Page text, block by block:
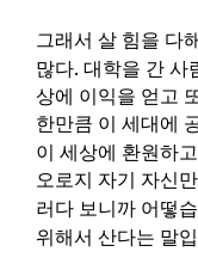
그래서 살 힘을 다
많다. 대학을 간 사
상에 이익을 얻고
한만큼 이 세대에
이 세상에 환원하
오로지 자기 자신
러다 보니까 어떻
위해서 산다는 말